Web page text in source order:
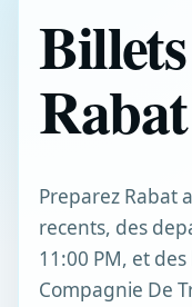
Preparez Rabat
recents, des
11:00 PM, et
Compagnie De